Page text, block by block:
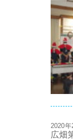
2020年
広畑